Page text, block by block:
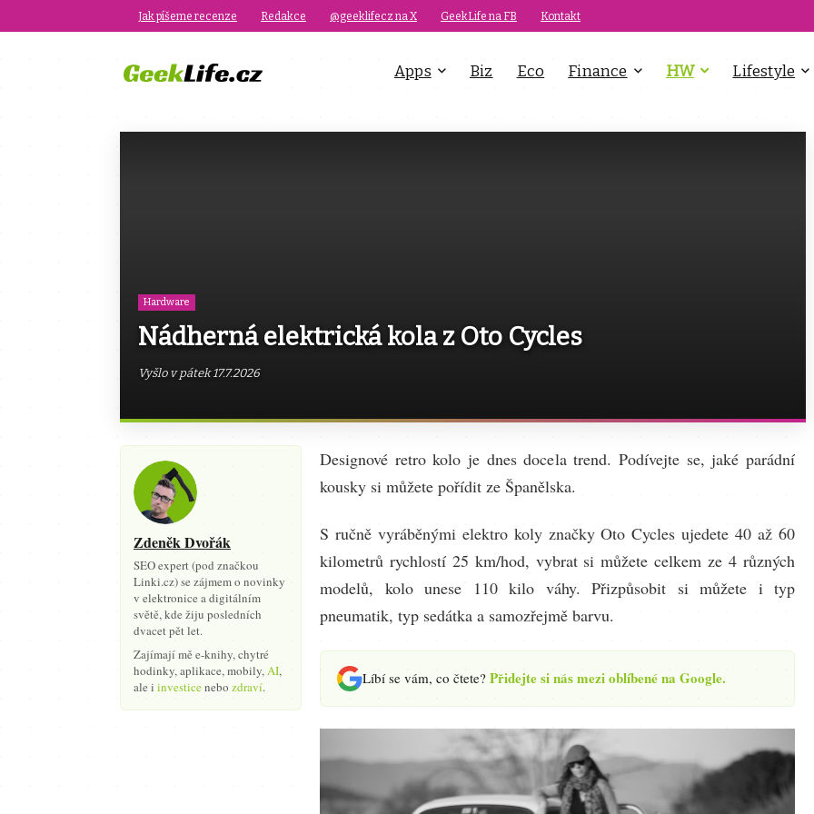
Jak píšeme recenze Redakce @geeklifecz na X GeekLife na FB Kontakt
Apps Biz Eco Finance HW Lifestyle
Hardware
Nádherná elektrická kola z Oto Cycles
Vyšlo v pátek 17.7.2026
Zdeněk Dvořák
SEO expert (pod značkou
Linki.cz) se zájmem o novinky
v elektronice a digitálním
světě, kde žiju posledních
dvacet pět let.
Zajímají mě e-knihy, chytré
hodinky, aplikace, mobily,AI,
ale i investicenebo zdraví.
Designové retro kolo je dnes docela trend. Podívejte se, jaké parádní
kousky si můžete pořídit ze Španělska.
S ručně vyráběnými elektro koly značky Oto Cycles ujedete 40 až 60
kilometrů rychlostí 25 km/hod, vybrat si můžete celkem ze 4 různých
modelů, kolo unese 110 kilo váhy. Přizpůsobit si můžete i typ
pneumatik, typ sedátka a samozřejmě barvu.
Líbí se vám, co čtete? Přidejte si nás mezi oblíbené na Google.